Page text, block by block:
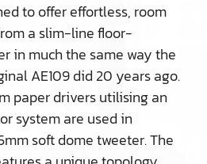
to offer effortless, room
a slim-line floor-
in much the same way the
AE109 did 20 years ago.
paper drivers utilising an
system are used in
soft dome tweeter. The